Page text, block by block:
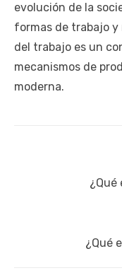
evolución de la
formas de trabajo y
del trabajo es un
mecanismos de
moderna.
¿Qué
Next
¿Qué